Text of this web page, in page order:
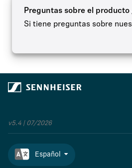
Preguntas sobre el
Si tiene preguntas sobre
v5.4 | 07/2026
Español